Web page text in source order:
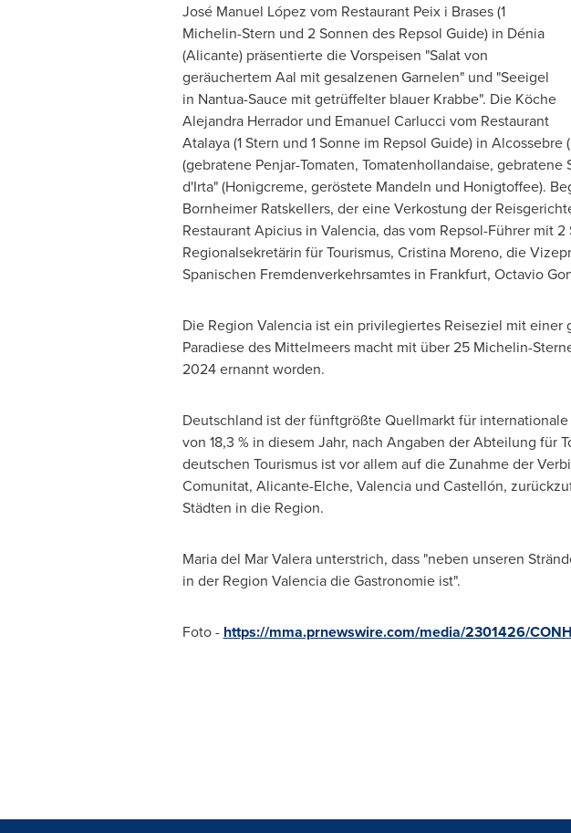
José Manuel López vom Restaurant Peix i Brases (1
Michelin-Stern und 2 Sonnen des Repsol Guide) in Dénia
(Alicante) präsentierte die Vorspeisen "Salat von
geräuchertem Aal mit gesalzenen Garnelen" und "Seeigel
in Nantua-Sauce mit getrüffelter blauer Krabbe". Die Köche
Alejandra Herradorund Emanuel Carlucci vom Restaurant
Atalaya (1 Stern und 1 Sonne im Repsol Guide) in
(gebratene Penjar-Tomaten, Tomatenhollandaise,
d'Irta" (Honigcreme, geröstete Mandeln und Honigtoffee).
Bornheimer Ratskellers, der eine Verkostung der
Restaurant Apicius in Valencia, das vom Repsol-Führer mit
Regionalsekretärin für Tourismus, Cristina Moreno, die
Spanischen Fremdenverkehrsamtes in Frankfurt, Octavio
Die Region Valencia ist ein privilegiertes Reiseziel mit
Paradiese des Mittelmeers macht mit über 25 Michelin-
2024 ernannt worden.
Deutschland ist der fünftgrößte Quellmarkt für
von 18,3 % in diesem Jahr, nach Angaben der Abteilung für
deutschen Tourismus ist vor allem auf die Zunahme der
Comunitat, Alicante-Elche, Valenciaund Castellón,
Städten in die Region.
Maria del Mar Valeraunterstrich, dass "neben unseren
in der Region Valencia die Gastronomie ist".
Foto - https://mma.prnewswire.com/media/2301426/